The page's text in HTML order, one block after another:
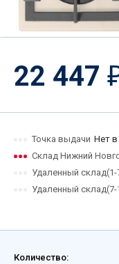
22 447
Точка выдачи Нет в
Склад Нижний
Удаленный склад(1-
Удаленный склад(7-
Количество: